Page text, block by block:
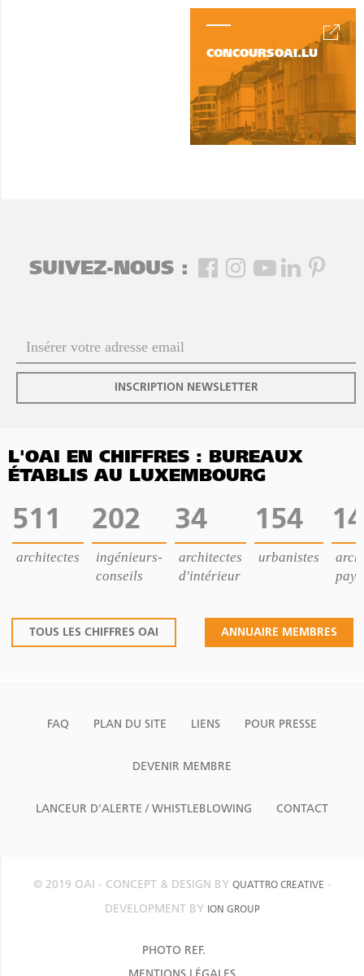
CONCOURSOAI.LU
SUIVEZ-NOUS :
INSCRIPTION NEWSLETTER
L'OAI EN CHIFFRES : BUREAUX
ÉTABLIS AU LUXEMBOURG
511
architectes
202
ingénieurs-
conseils
34
architectes
d'intérieur
154
urbanistes
14
TOUS LES CHIFFRES OAI ANNUAIRE MEMBRES
FAQ PLAN DU SITE LIENS POUR PRESSE
DEVENIR MEMBRE
LANCEUR D'ALERTE / WHISTLEBLOWING CONTACT
© 2019 OAI - CONCEPT & DESIGN BY QUATTRO CREATIVE -
DEVELOPMENT BY
ION GROUP
PHOTO REF.